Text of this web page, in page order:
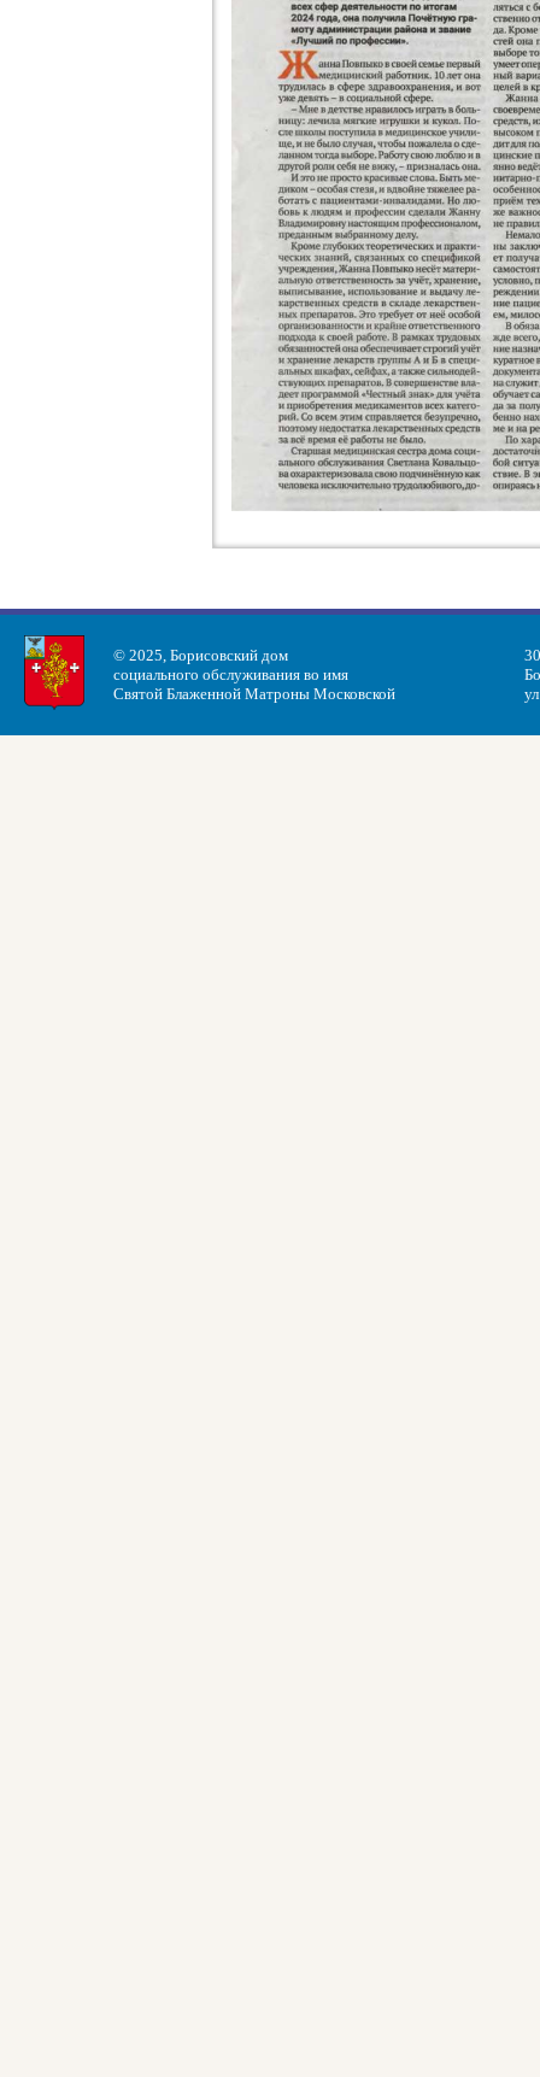
© 2025, Борисовский дом
социального обслуживания во имя
Святой Блаженной Матроны Московской